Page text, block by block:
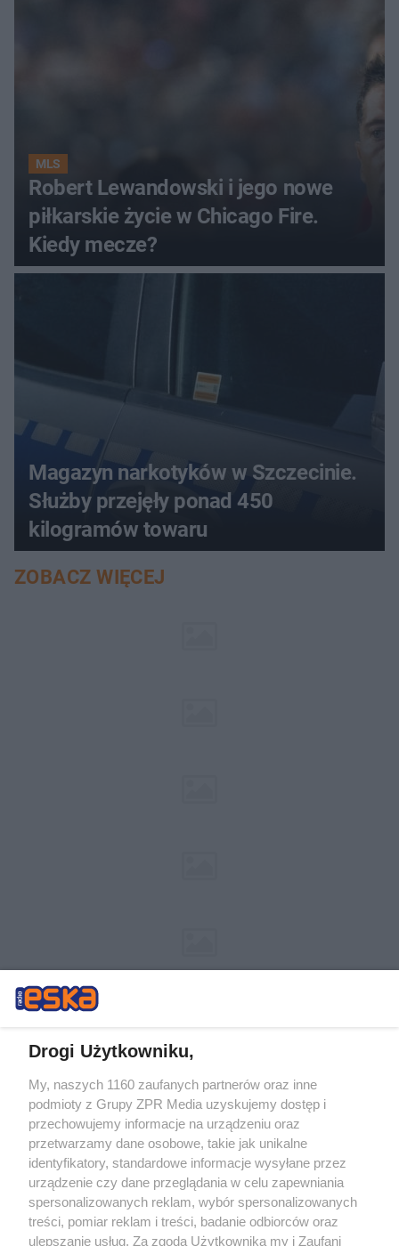
MLS
Robert Lewandowski i jego nowe
piłkarskie życie w Chicago Fire.
Kiedy mecze?
Magazyn narkotyków w Szczecinie.
Służby przejęły ponad 450
kilogramów towaru
ZOBACZ WIĘCEJ
Żaden utwór zamieszczony w serwisie nie może być powielany i
rozpowszechniany lub dalej rozpowszechniany w jakikolwiek sposób (w
tym także elektroniczny lub mechaniczny) na jakimkolwiek polu
eksploatacji w jakiejkolwiek formie, włącznie z umieszczaniem w
Internecie bez pisemnej zgody właściciela praw. Jakiekolwiek użycie lub
wykorzystanie utworów w całości lub w części z naruszeniem prawa,
tzn. bez właściwej zgody, jest zabronione pod groźbą kary i może być
ścigane prawnie.
Drogi Użytkowniku,
My, naszych 1160 zaufanych partnerów oraz inne
podmioty z Grupy ZPR Media uzyskujemy dostęp i
przechowujemy informacje na urządzeniu oraz
przetwarzamy dane osobowe, takie jak unikalne
identyfikatory, standardowe informacje wysyłane przez
urządzenie czy dane przeglądania w celu zapewniania
spersonalizowanych reklam, wybór spersonalizowanych
treści, pomiar reklam i treści, badanie odbiorców oraz
ulepszanie usług. Za zgodą Użytkownika my i Zaufani